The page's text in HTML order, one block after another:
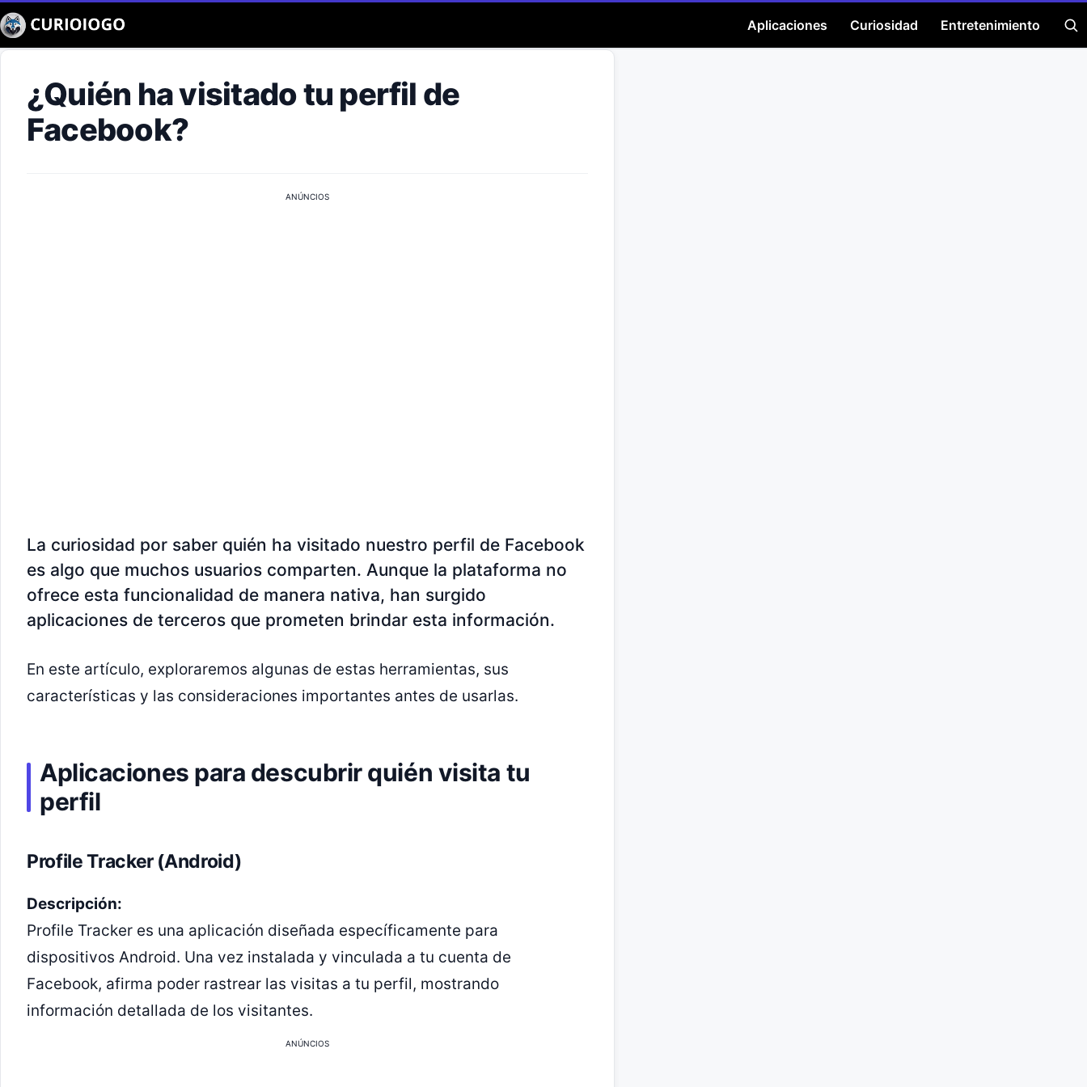
Aplicaciones Curiosidad Entretenimiento
¿Quién ha visitado tu perfil de
Facebook?
ANÚNCIOS
La curiosidad por saber quién ha visitado nuestro perfil de Facebook
es algo que muchos usuarios comparten. Aunque la plataforma no
ofrece esta funcionalidad de manera nativa, han surgido
aplicaciones de terceros que prometen brindar esta información.
En este artículo, exploraremos algunas de estas herramientas, sus
características y las consideraciones importantes antes de usarlas.
Aplicaciones para descubrir quién visita tu
perfil
Profile Tracker (Android)
Descripción:
Profile Tracker es una aplicación diseñada específicamente para
dispositivos Android. Una vez instalada y vinculada a tu cuenta de
Facebook, afirma poder rastrear las visitas a tu perfil, mostrando
información detallada de los visitantes.
ANÚNCIOS